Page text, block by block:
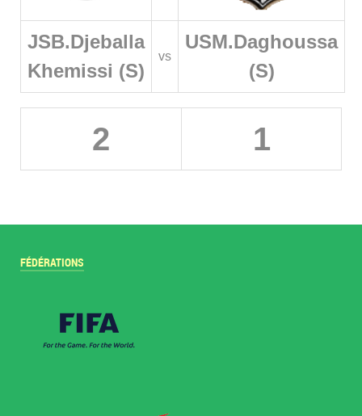
JSB.Djeballa
Khemissi (S)
vs
USM.Daghoussa
(S)
2 1
FÉDÉRATIONS